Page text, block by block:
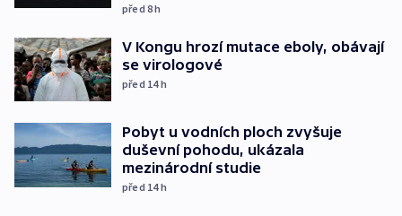
před 8h
V Kongu hrozí mutace eboly, obávají
se virologové
před 14h
Pobyt u vodních ploch zvyšuje
duševní pohodu, ukázala
mezinárodní studie
před 14h